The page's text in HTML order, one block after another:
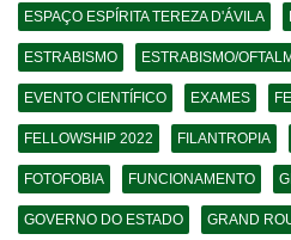
ESPAÇO ESPÍRITA TEREZA D'ÁVILA
ESTRABISMO ESTRABISMO/
EVENTO CIENTÍFICO EXAMES
FELLOWSHIP 2022 FILANTROPIA
FOTOFOBIA FUNCIONAMENTO
GOVERNO DO ESTADO GRAND